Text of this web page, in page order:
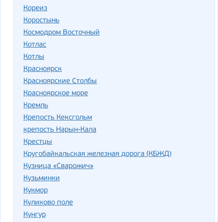
Кореиз
Коростынь
Космодром Восточный
Котлас
Котлы
Красноярск
Красноярские Столбы
Красноярское море
Кремль
Крепость Кексгольм
крепость Нарын-Кала
Крестцы
Кругобайкальская железная дорога (КБЖД)
Кузница «Сварожич»
Кузьминки
Кукмор
Куликово поле
Кунгур